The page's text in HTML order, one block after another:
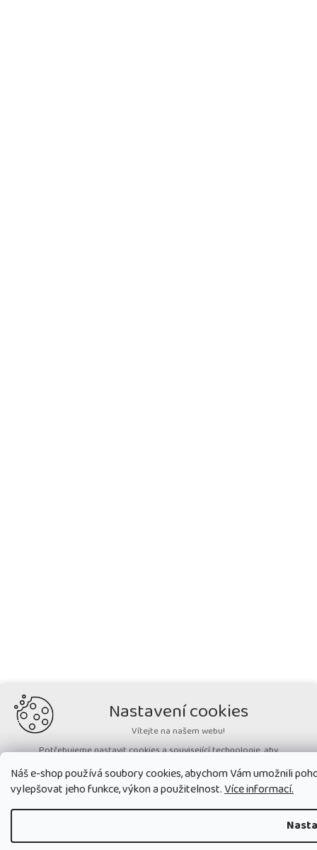
Náš e-shop používá soubory cookies, abychom Vám umožnili
vylepšovat jeho funkce, výkon a použitelnost.Více informací.
Nastavení cookies
Vítejte na našem webu!
Potřebujeme nastavit cookies a související technologie, aby
přesně to, co potřebujete. Soubory cookies používané na našem webu
nikdy neslouží ke zjišťování totožnosti uživatelů stránek.